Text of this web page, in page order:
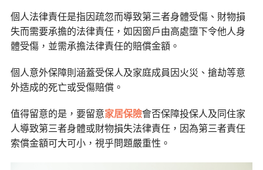
個人法律責任是指因疏忽而導致第三者身體受傷、財物損
失而需要承擔的法律責任，如因窗戶由高處墮下令他人身
體受傷，並需承擔法律責任的賠償金額。
個人意外保障則涵蓋受保人及家庭成員因火災、搶劫等意
外造成的死亡或受傷賠償。
值得留意的是，要留意家居保險會否保障投保人及同住家
人導致第三者身體或財物損失法律責任，因為第三者責任
索償金額可大可小，視乎問題嚴重性。